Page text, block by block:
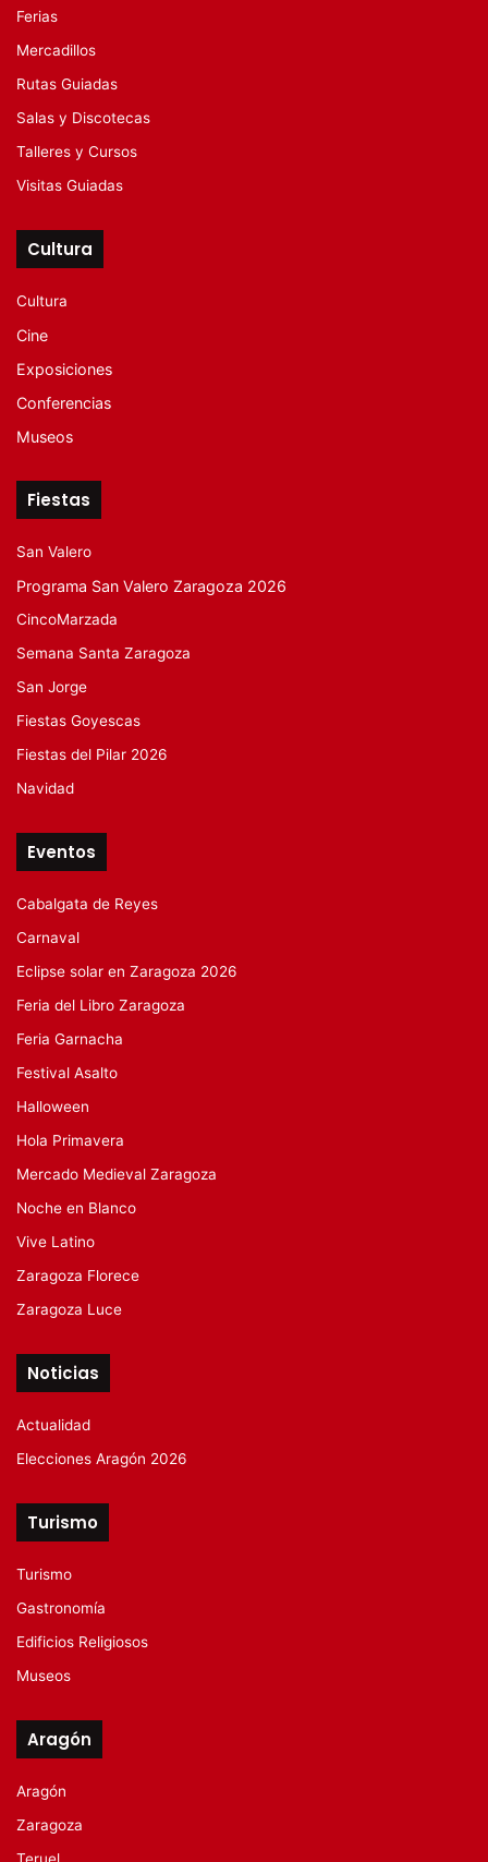
Ferias
Mercadillos
Rutas Guiadas
Salas y Discotecas
Talleres y Cursos
Visitas Guiadas
Cultura
Cultura
Cine
Exposiciones
Conferencias
Museos
Fiestas
San Valero
Programa San Valero Zaragoza 2026
CincoMarzada
Semana Santa Zaragoza
San Jorge
Fiestas Goyescas
Fiestas del Pilar 2026
Navidad
Eventos
Cabalgata de Reyes
Carnaval
Eclipse solar en Zaragoza 2026
Feria del Libro Zaragoza
Feria Garnacha
Festival Asalto
Halloween
Hola Primavera
Mercado Medieval Zaragoza
Noche en Blanco
Vive Latino
Zaragoza Florece
Zaragoza Luce
Noticias
Actualidad
Elecciones Aragón 2026
Turismo
Turismo
Gastronomía
Edificios Religiosos
Museos
Aragón
Aragón
Zaragoza
Teruel